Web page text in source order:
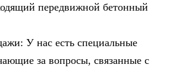
передвижной бетонный
У нас есть специальные
за вопросы, связанные с